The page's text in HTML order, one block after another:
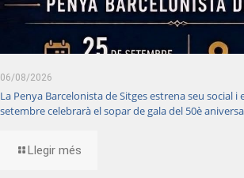
06/08/2026
La Penya Barcelonista de Sitges estrena seu social i
setembre celebrarà el sopar de gala del 50è
Llegir més